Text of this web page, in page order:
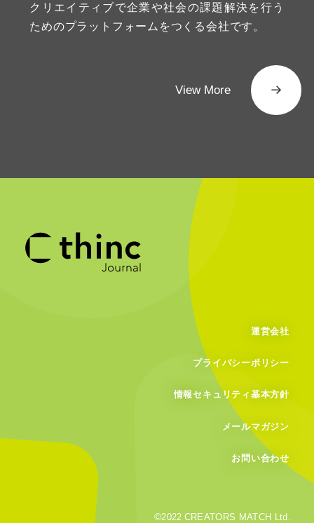
クリエイティブで企業や社会の課題解決を行う
ためのプラットフォームをつくる会社です。
View More
運営会社
プライバシーポリシー
情報セキュリティ基本方針
メールマガジン
お問い合わせ
©2022 CREATORS MATCH Ltd.